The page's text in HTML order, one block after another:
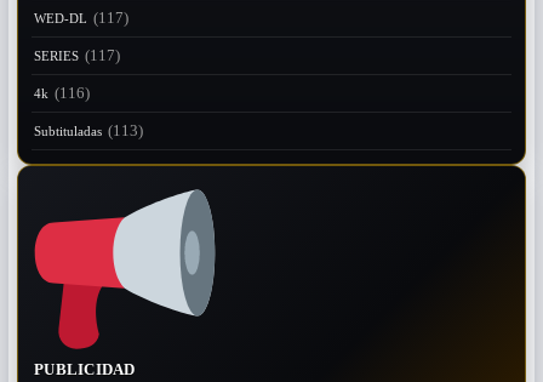
WED-DL (117)
SERIES (117)
4k (116)
Subtituladas (113)
PUBLICIDAD